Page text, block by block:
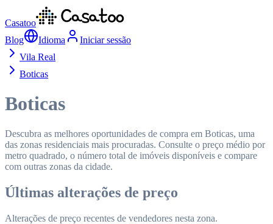
Casatoo
Blog
Idioma
Iniciar sessão
Vila Real
Boticas
Boticas
Descubra as melhores oportunidades de compra em Boticas, uma
das zonas residenciais mais procuradas. Consulte o preço médio por
metro quadrado, o número total de imóveis disponíveis e compare
com outras zonas da cidade.
Últimas alterações de preço
Alterações de preço recentes de vendedores nesta zona.